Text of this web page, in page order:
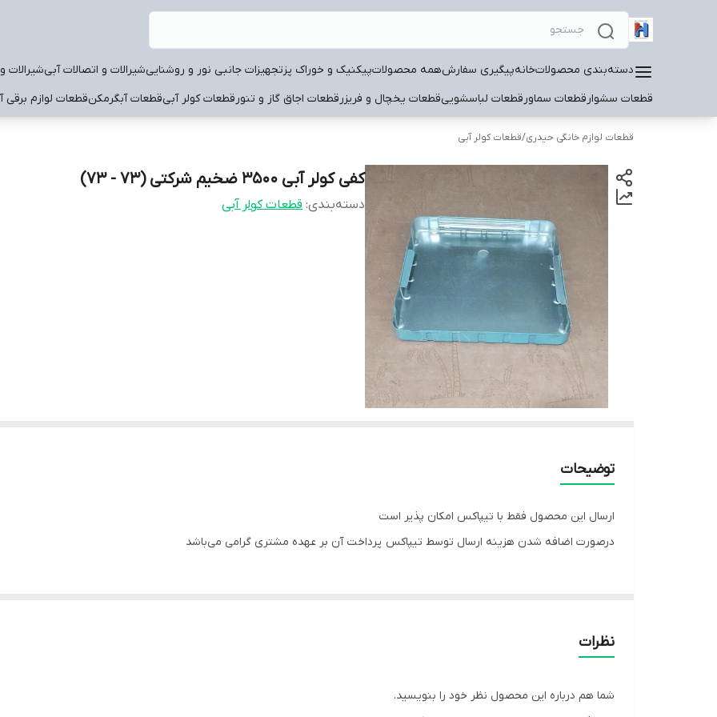
دسته‌بندی محصولاتخانهپیگیری سفارشهمه محصولاتپیکنیک و خوراک پزتجهیزات جانبی نور و روشناییشیرالات و اتصالات آبیشیرالات
قطعات سشوارقطعات سماورقطعات لباسشوییقطعات یخچال و فریزرقطعات اجاق گاز و تنورقطعات کولر آبیقطعات آبگرمکنقطعات لوازم برقی
قطعات لوازم خانگی حیدری/قطعات کولر آبی
کفی کولر آبی 3500 ضخیم شرکتی (73 - 73)
دسته‌بندی: قطعات کولر آبی
توضیحات
ارسال این محصول فقط با تیپاکس امکان پذیر است
درصورت اضافه شدن هزینه ارسال توسط تیپاکس پرداخت آن بر عهده مشتری گرامی می‌باشد
نظرات
شما هم درباره این محصول نظر خود را بنویسید.